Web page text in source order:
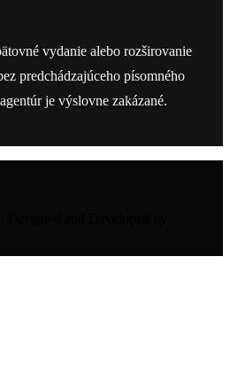
vydanie alebo rozširovanie
predchádzajúceho písomného
je výslovne zakázané.